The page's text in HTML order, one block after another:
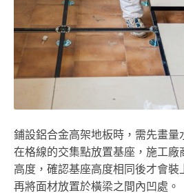
鋪設鋁合金高架地板時，需先畫量
在格線的交集點放置基座，施工廠
高度，確認基座高度相同後才會裝
再將面材放置於橫梁之間內凹處。